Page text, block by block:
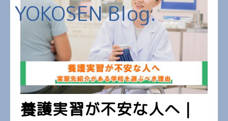
YOKOSEN Blog.
養護実習が不安な人へ｜